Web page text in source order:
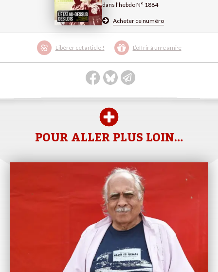
dans l’hebdo N° 1884
Acheter ce numéro
Libérer cet article ! L’offrir à un·e ami·e
POUR ALLER PLUS LOIN…